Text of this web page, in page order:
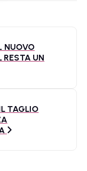
NUOVO
RESTA UN
TAGLIO